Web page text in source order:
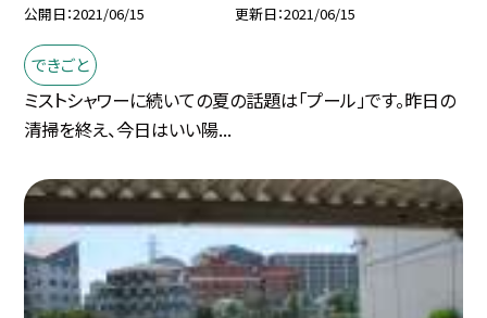
公開日 2021/06/15 更新日 2021/06/15
できごと
ミストシャワーに続いての夏の話題は「プール」です。昨日の
清掃を終え、今日はいい陽...